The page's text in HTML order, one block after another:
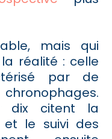
mais qui
réalité : celle
par de
dix citent la
et le suivi des